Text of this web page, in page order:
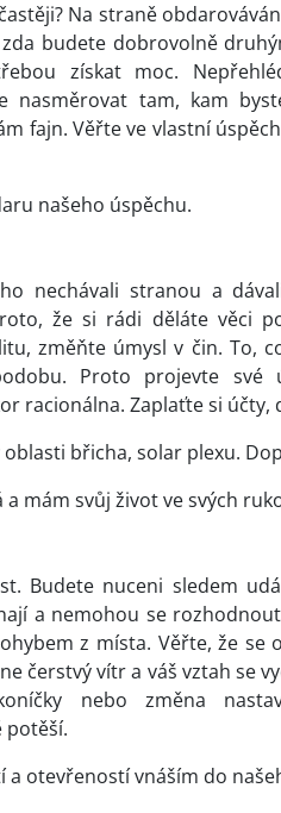
Na straně
budete dobrovolně
získat moc.
nasměrovat tam, kam
fajn. Věřte ve vlastní
našeho úspěchu.
nechávali stranou a
že si rádi děláte věci
změňte úmysl v čin. To,
Proto projevte své
racionálna. Zaplaťte si
oblasti břicha, solar plexu.
a mám svůj život ve svých
Budete nuceni sledem
a nemohou se
z místa. Věřte, že se
čerstvý vítr a váš vztah se
nebo změna
potěší.
otevřeností vnáším do